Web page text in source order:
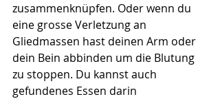
zusammenknüpfen. Oder wenn du
eine grosse Verletzung an
Gliedmassen hast deinen Arm oder
dein Bein abbinden um die Blutung
zu stoppen. Du kannst auch
gefundenes Essen darin